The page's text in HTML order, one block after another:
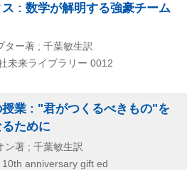
: 数学が解明する強豪チーム
ター著 ; 千葉敏生訳
未来ライブラリー 0012
業 : "君がつくるべきもの"を
ために
ン著 ; 千葉敏生訳
10th anniversary gift ed